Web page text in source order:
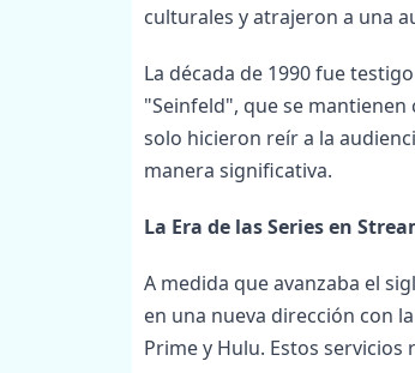
culturales y atrajeron a una
La década de 1990 fue
"Seinfeld", que se
solo hicieron reír a la
manera significativa.
La Era de las Series en
A medida que avanzaba el
en una nueva dirección con
Prime y Hulu. Estos